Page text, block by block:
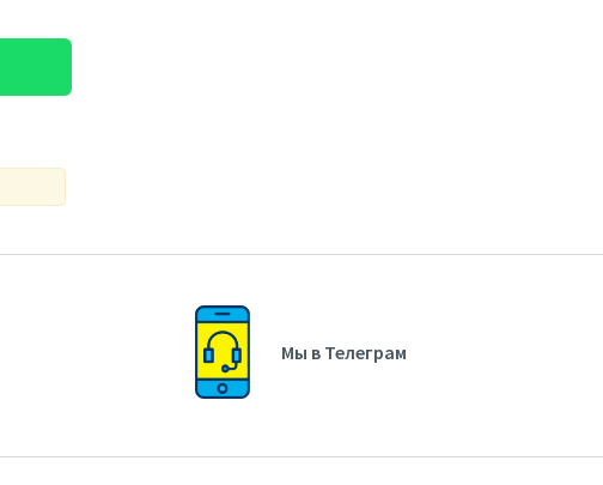
Мы в Телеграм